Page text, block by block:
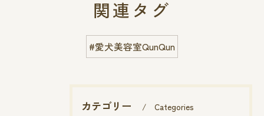
関連タグ
#愛犬美容室QunQun
カテゴリー Categories